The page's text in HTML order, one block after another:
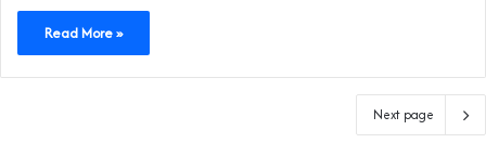
Read More »
Next page